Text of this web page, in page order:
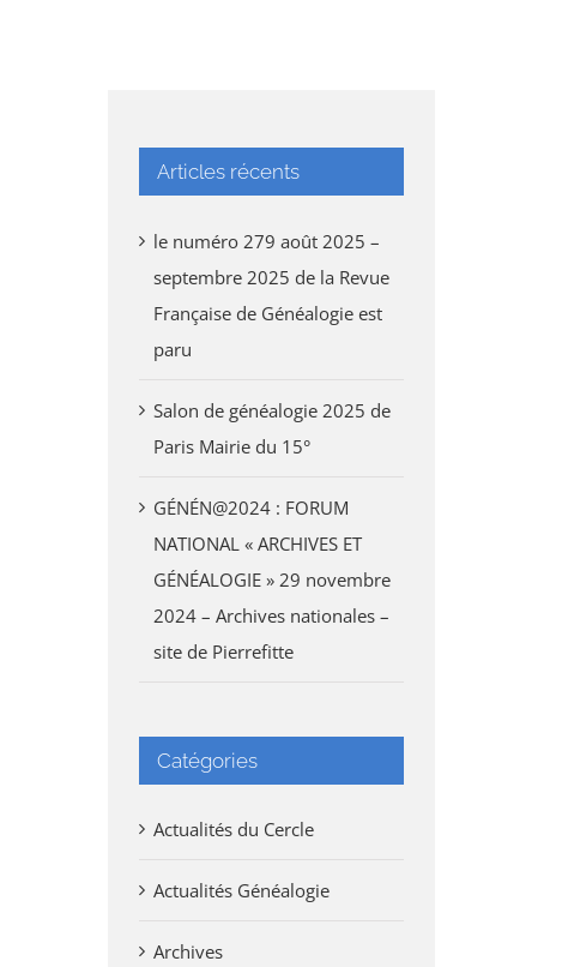
Articles récents
le numéro 279 août 2025 –
septembre 2025 de la Revue
Française de Généalogie est
paru
Salon de généalogie 2025 de
Paris Mairie du 15°
GÉNÉN@2024 : FORUM
NATIONAL « ARCHIVES ET
GÉNÉALOGIE » 29 novembre
2024 – Archives nationales –
site de Pierrefitte
Catégories
Actualités du Cercle
Actualités Généalogie
Archives